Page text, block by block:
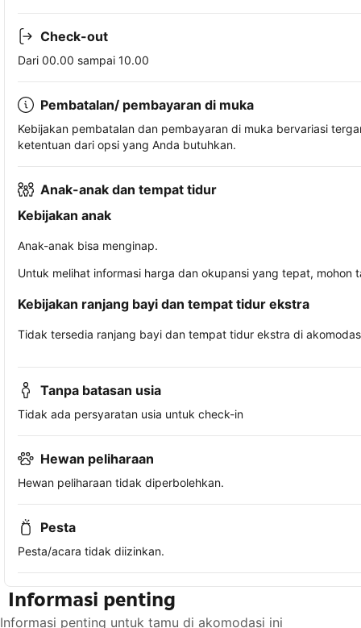
Check-out
Dari 00.00 sampai 10.00
Pembatalan/ pembayaran di muka
Kebijakan pembatalan dan pembayaran di muka bervariasi
ketentuan dari opsi yang Anda butuhkan.
Anak-anak dan tempat tidur
Kebijakan anak
Anak-anak bisa menginap.
Untuk melihat informasi harga dan okupansi yang tepat,
Kebijakan ranjang bayi dan tempat tidur ekstra
Tidak tersedia ranjang bayi dan tempat tidur ekstra di
Tanpa batasan usia
Tidak ada persyaratan usia untuk check-in
Hewan peliharaan
Hewan peliharaan tidak diperbolehkan.
Pesta
Pesta/acara tidak diizinkan.
Informasi penting
Informasi penting untuk tamu di akomodasi ini